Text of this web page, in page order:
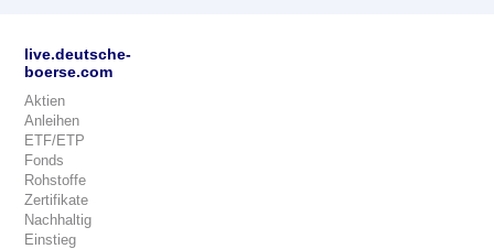
live.deutsche-
boerse.com
Aktien
Anleihen
ETF/ETP
Fonds
Rohstoffe
Zertifikate
Nachhaltig
Einstieg